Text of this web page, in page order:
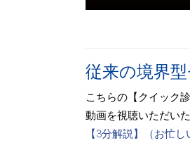
従来の境界
こちらの【クイック
動画を視聴いただい
【3分解説】（お忙し